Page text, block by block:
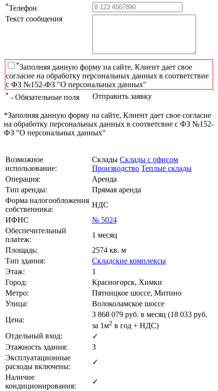
*Телефон
Текст сообщения
*Заполняя данную форму на сайте, Клиент дает свое
согласие на обработку персональных данных в соответствие
с ФЗ №152-ФЗ "О персональных данных"
* - Обязательные поля Отправить заявку
*Заполняя данную форму на сайте, Клиент дает свое согласие
на обработку персональных данных в соответсвие с ФЗ №152-
ФЗ "О персональных данных"
Возможное
использование:
Склады Склады с офисом
Производство Теплые склады
Операция:
Аренда
Тип аренды:
Прямая аренда
Форма налогообложения
собственника:
НДС
ИФНС
№ 5024
Обеспечительный
платеж:
1 месяц
Площадь:
2574 кв. м
Тип здания:
Складские комплексы
Этаж:
1
Город:
Красногорск, Химки
Метро:
Пятницкое шоссе, Митино
Улица:
Волоколамское шоссе
Цена:
3 868 079 руб. в месяц (18 033 руб.
за 1м2 в год + НДС)
Отдельный вход:
✓
Этажность здания:
3
Эксплуатационные
расходы включены:
✓
Наличие
кондиционирования:
✓